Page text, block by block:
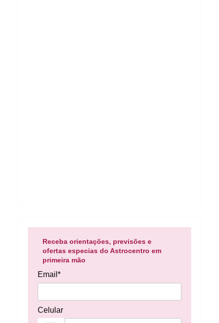
Receba orientações, previsões e
ofertas especias do Astrocentro em
primeira mão
Email*
Celular